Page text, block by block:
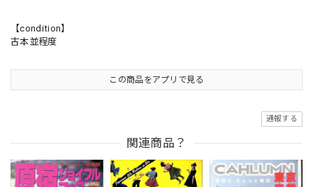
【condition】
古本並程度
この商品をアプリで見る
通報する
関連商品？